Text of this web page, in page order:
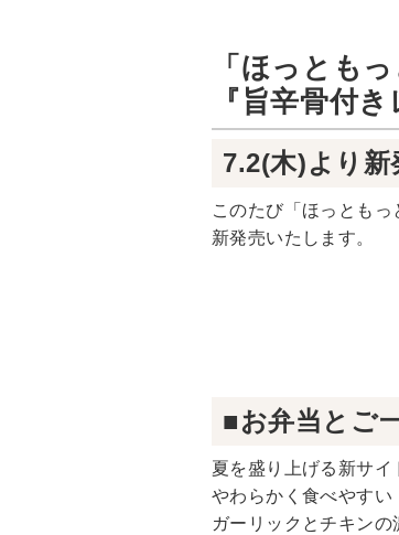
「ほっとも
『旨辛骨付
7.2(木)より新
このたび「ほっとも
新発売いたします。
■お弁当とご
夏を盛り上げる新サイ
やわらかく食べやすい
ガーリックとチキン